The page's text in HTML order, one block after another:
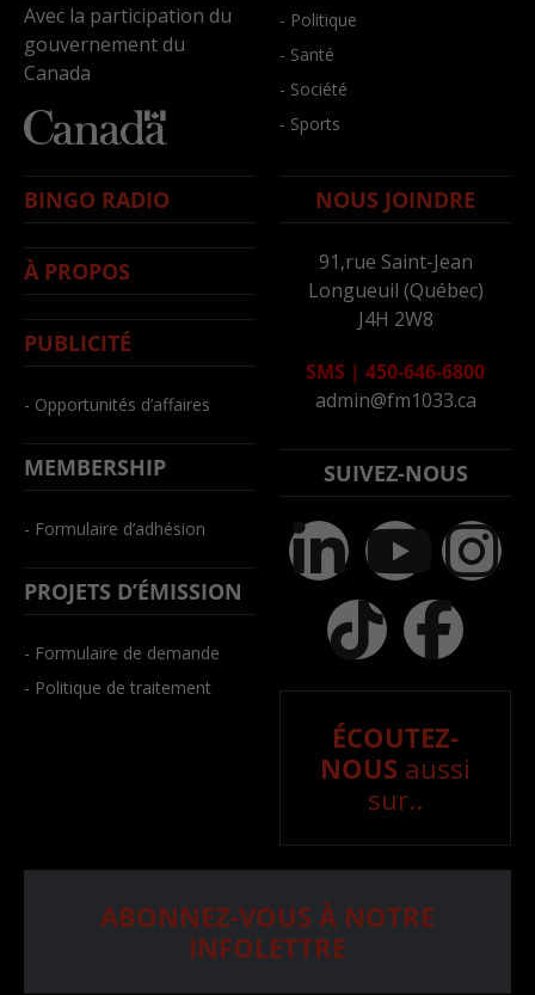
Avec la participation du
gouvernement du
Canada
- Politique
- Santé
- Société
- Sports
BINGO RADIO
À PROPOS
PUBLICITÉ
- Opportunités d’affaires
MEMBERSHIP
- Formulaire d’adhésion
PROJETS D’ÉMISSION
- Formulaire de demande
- Politique de traitement
NOUS JOINDRE
91,rue Saint-Jean
Longueuil (Québec)
J4H 2W8
SMS | 450-646-6800
admin@fm1033.ca
SUIVEZ-NOUS
ÉCOUTEZ-
NOUS aussi
sur..
ABONNEZ-VOUS À NOTRE
INFOLETTRE